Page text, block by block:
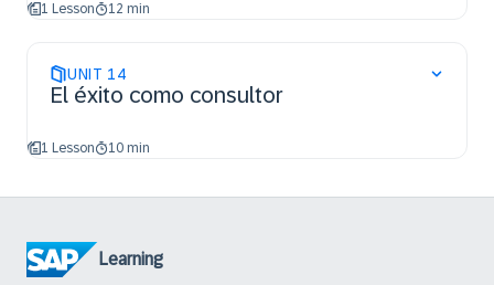
1 Lesson 12 min
UNIT 14
El éxito como consultor
1 Lesson 10 min
Learning